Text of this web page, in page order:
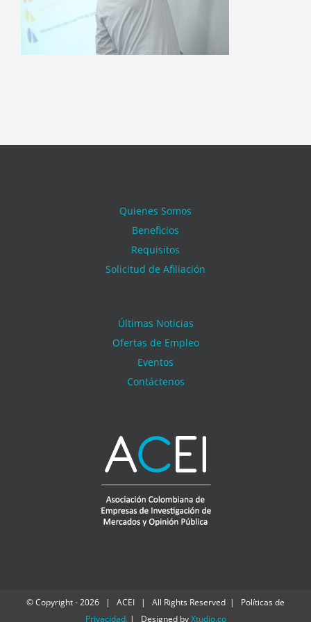
Quienes Somos
Beneficios
Requisitos
Solicitud de Afiliación
Últimas Noticias
Ofertas de Empleo
Eventos
Contáctenos
© Copyright -2026 | ACEI | All Rights Reserved | Políticas de
Privacidad. | Designed byXtudio.co